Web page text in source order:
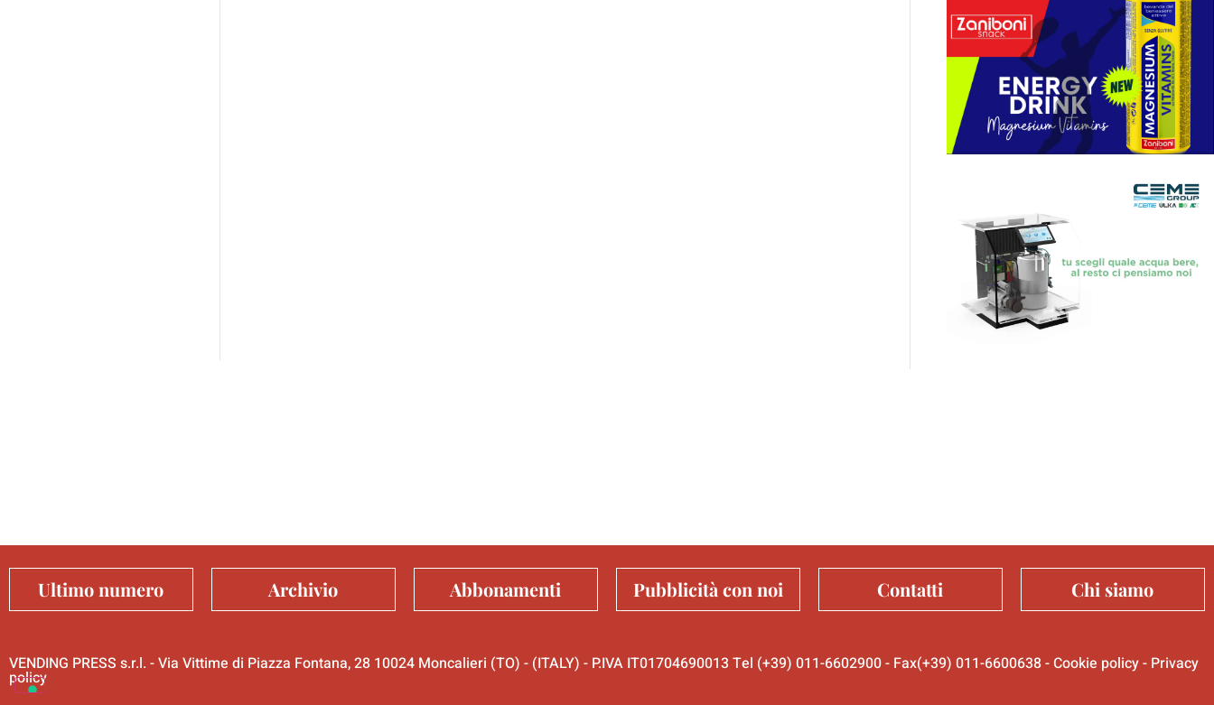
Ultimo numero Archivio Abbonamenti Pubblicità con noi Contatti Chi siamo
VENDING PRESS s.r.l. - Via Vittime di Piazza Fontana, 28 10024 Moncalieri (TO) - (ITALY) - P.IVA IT01704690013 Tel (+39) 011-6602900 - Fax(+39) 011-6600638 -Cookie policy- Privacy
policy